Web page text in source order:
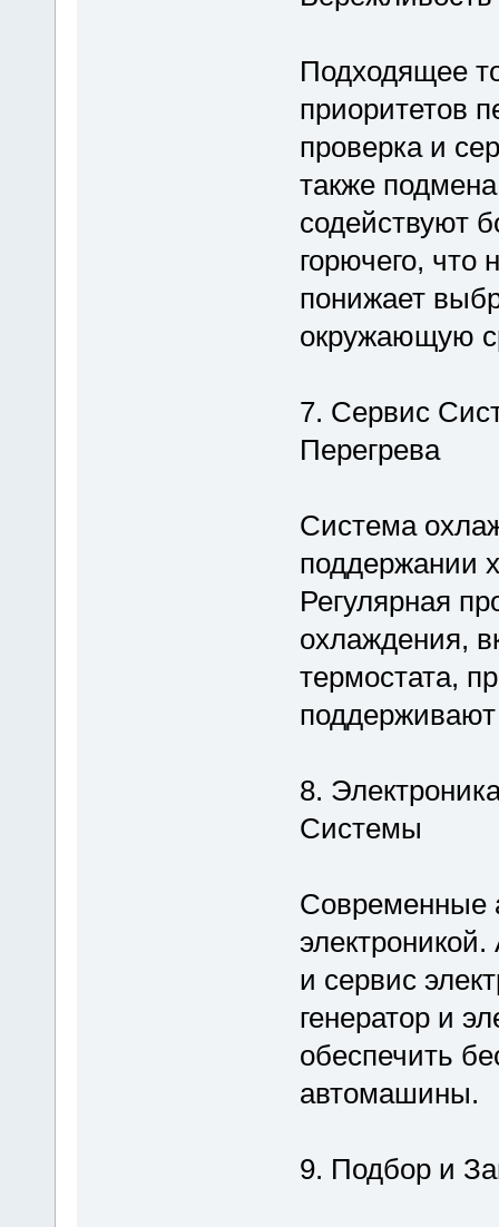
Подходящее
приоритетов
проверка и
также
содействуют
горючего, что
понижает
окружающую
7. Сервис
Перегрева
Система
поддержании
Регулярная
охлаждения,
термостата,
8.
Системы
Современные
и сервис
генератор и
обеспечить
автомашины.
9. Подбор и